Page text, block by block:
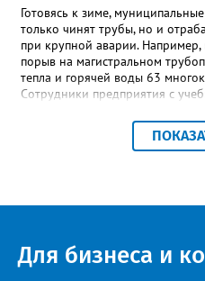
Готовясь к зиме,
только чинят трубы, но и
при крупной аварии. Например,
порыв на магистральном
тепла и горячей воды 63
Сотрудники предприятия с
отметили и недочёты.
несвоевременно приняли меры
— сообщила начальник
оперативно делиться
заинтересованными – от
Для бизнеса и